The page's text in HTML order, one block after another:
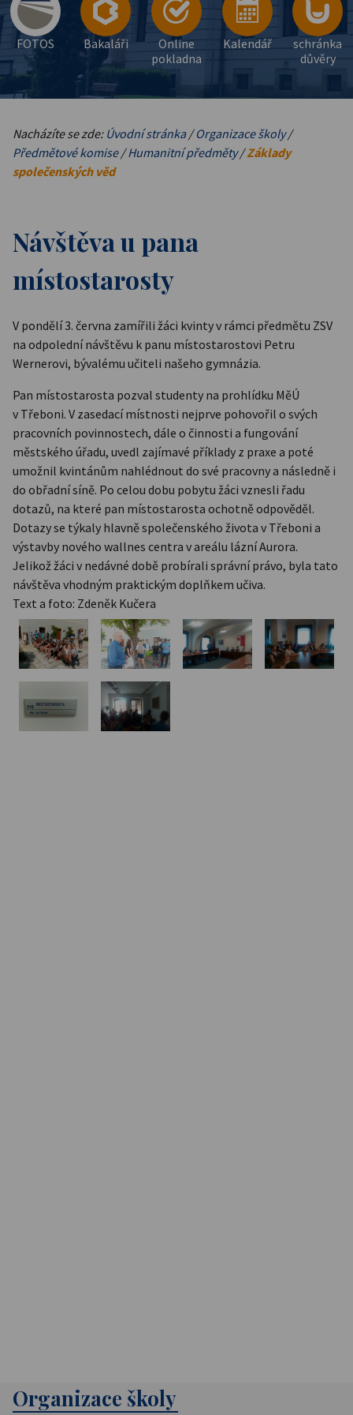
FOTOS Bakaláři
Online
pokladna
Kalendář
schránka
důvěry
Nacházíte se zde: Úvodní stránka/Organizace školy/
Předmětové komise/Humanitní předměty/Základy
společenských věd
Návštěva u pana
místostarosty
V pondělí 3. června zamířili žáci kvinty v rámci předmětu ZSV
na odpolední návštěvu k panu místostarostovi Petru
Wernerovi, bývalému učiteli našeho gymnázia.
Pan místostarosta pozval studenty na prohlídku MěÚ
v Třeboni. V zasedací místnosti nejprve pohovořil o svých
pracovních povinnostech, dále o činnosti a fungování
městského úřadu, uvedl zajímavé příklady z praxe a poté
umožnil kvintánům nahlédnout do své pracovny a následně i
do obřadní síně. Po celou dobu pobytu žáci vznesli řadu
dotazů, na které pan místostarosta ochotně odpověděl.
Dotazy se týkaly hlavně společenského života v Třeboni a
výstavby nového wallnes centra v areálu lázní Aurora.
Jelikož žáci v nedávné době probírali správní právo, byla tato
návštěva vhodným praktickým doplňkem učiva.
Text a foto: Zdeněk Kučera
Organizace školy